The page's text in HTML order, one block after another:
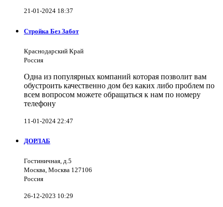
21-01-2024 18:37
Стройка Без Забот
Краснодарский Край
Россия
Одна из популярных компаний которая позволит вам
обустроить качественно дом без каких либо проблем по
всем вопросом можете обращаться к нам по номеру
телефону
11-01-2024 22:47
ДОРЛАБ
Гостиничная, д.5
Москва, Москва 127106
Россия
26-12-2023 10:29